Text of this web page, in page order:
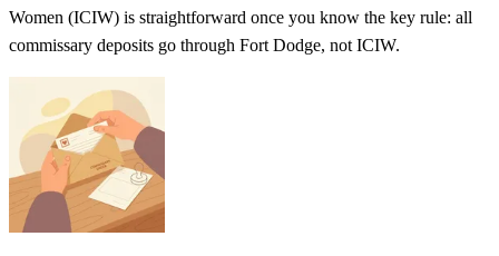
Women (ICIW) is straightforward once you know the key rule: all
commissary deposits go through Fort Dodge, not ICIW.